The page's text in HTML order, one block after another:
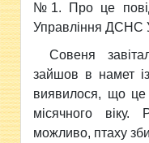
№1. Про це
Управління ДСНС
Совеня
зайшов в намет
виявилося, що це
місячного віку.
можливо, птаху